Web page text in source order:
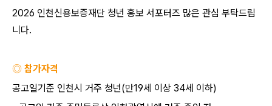
2026 인천신용보증재단 청년 홍보 서포터즈 많은 관심 부탁드립
니다.
◎ 참가자격
공고일기준 인천시 거주 청년(만19세 이상 34세 이하)